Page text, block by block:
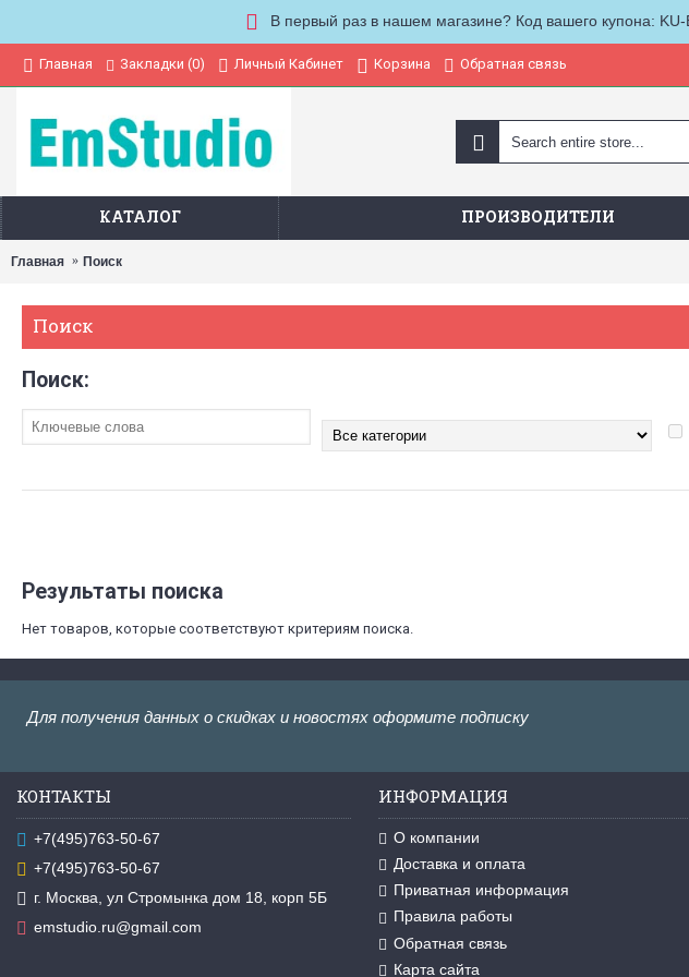
В первый раз в нашем магазине? Код вашего купона:
Главная Закладки (0) Личный Кабинет Корзина Обратная связь
КАТАЛОГ ПРОИЗВОДИТЕЛИ
Главная Поиск
Поиск
Поиск:
Результаты поиска
Нет товаров, которые соответствуют критериям поиска.
Для получения данных о скидках и новостях оформите подписку
КОНТАКТЫ
+7(495)763-50-67
+7(495)763-50-67
г. Москва, ул Стромынка дом 18, корп 5Б
emstudio.ru@gmail.com
ИНФОРМАЦИЯ
О компании
Доставка и оплата
Приватная информация
Правила работы
Обратная связь
Карта сайта